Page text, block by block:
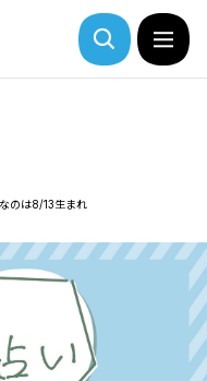
のは8/13生まれ